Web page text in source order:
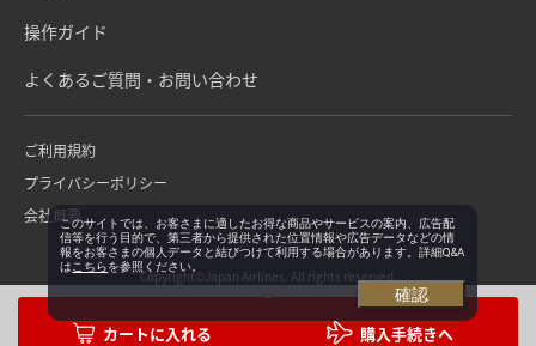
購入手続きへ
操作ガイド
よくあるご質問・お問い合わせ
ご利用規約
プライバシーポリシー
会社概要
Copyright©Japan Airlines. All rights reserved.
このサイトでは、お客さまに適したお得な商品やサービスの案内、広告配
信等を行う目的で、第三者から提供された位置情報や広告データなどの情
報をお客さまの個人データと結びつけて利用する場合があります。詳細Q&A
は こちらを参照ください。
確認